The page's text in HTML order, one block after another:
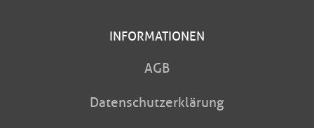
INFORMATIONEN
AGB
Datenschutzerklärung